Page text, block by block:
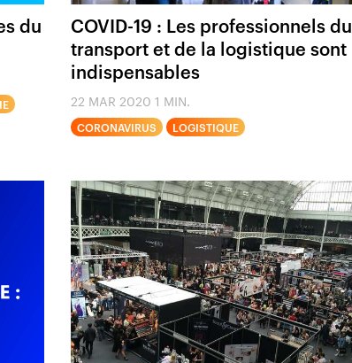
du
COVID-19 : Les professionnels du
transport et de la logistique sont
indispensables
22 MAR 2020 1 MIN.
CORONAVIRUS LOGISTIQUE